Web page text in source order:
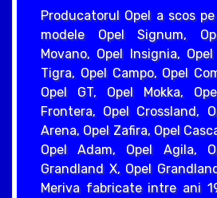
Producatorul Opel a scos
modele Opel Signum,
Movano, Opel Insignia,
Tigra, Opel Campo, Opel
Opel GT, Opel Mokka,
Frontera, Opel Crossland,
Arena, Opel Zafira, Opel
Opel Adam, Opel Agila,
Grandland X, Opel
Meriva fabricate intre ani